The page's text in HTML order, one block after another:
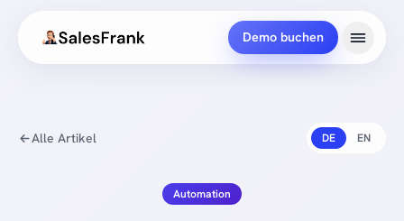
Demo buchen
Alle Artikel DE EN
Automation